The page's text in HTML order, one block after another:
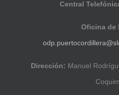
Central
Oficina de
Dirección: Manuel